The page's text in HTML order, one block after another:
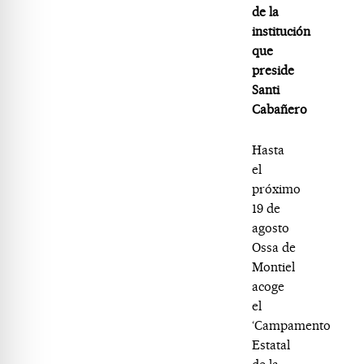
de la
institución
que
preside
Santi
Cabañero
Hasta
el
próximo
19 de
agosto
Ossa de
Montiel
acoge
el
‘Campamento
Estatal